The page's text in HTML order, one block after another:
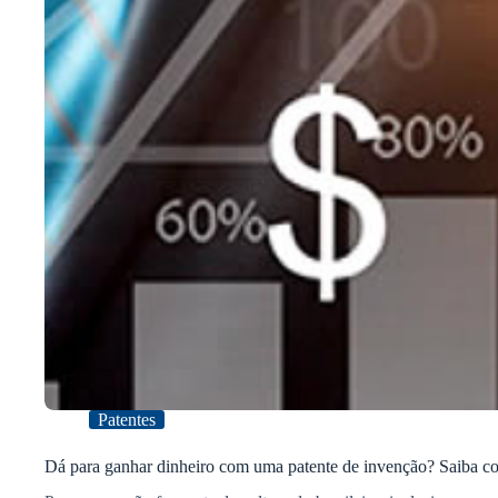
Patentes
Dá para ganhar dinheiro com uma patente de invenção? Saiba